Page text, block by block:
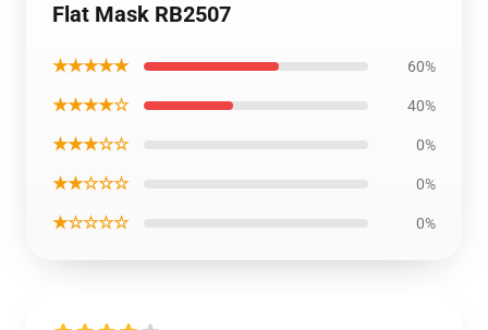
Flat Mask RB2507
★★★★★ 60%
★★★★☆ 40%
★★★☆☆ 0%
★★☆☆☆ 0%
★☆☆☆☆ 0%